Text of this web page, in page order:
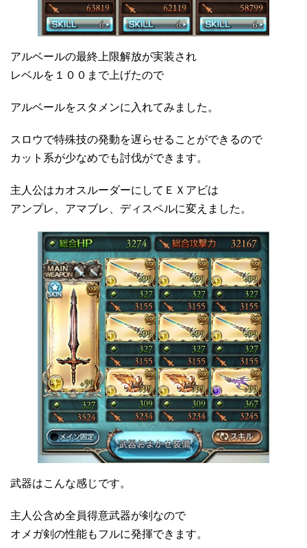
アルベールの最終上限解放が実装され
レベルを１００まで上げたので
アルベールをスタメンに入れてみました。
スロウで特殊技の発動を遅らせることができるので
カット系が少なめでも討伐ができます。
主人公はカオスルーダーにしてＥＸアビは
アンプレ、アマブレ、ディスペルに変えました。
武器はこんな感じです。
主人公含め全員得意武器が剣なので
オメガ剣の性能もフルに発揮できます。